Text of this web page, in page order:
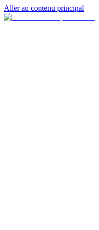
Aller au contenu principal